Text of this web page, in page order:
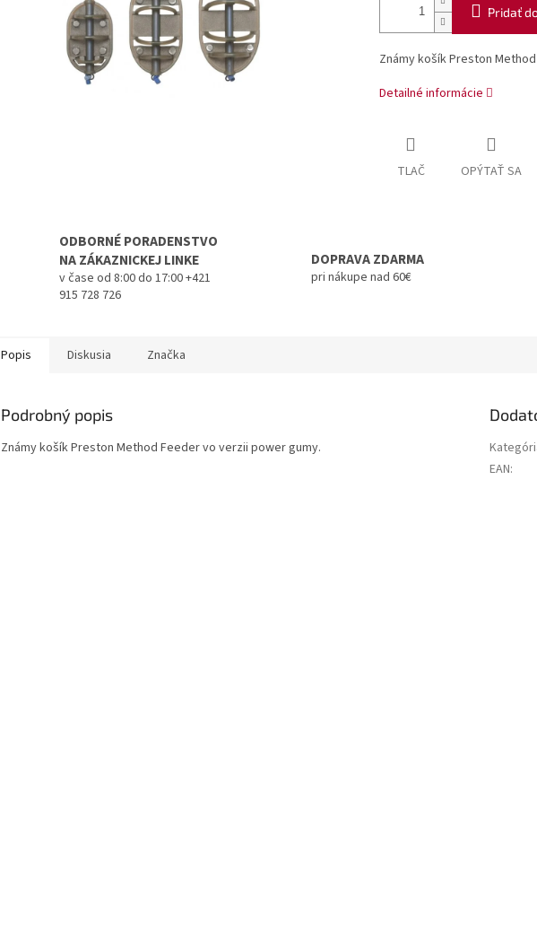
Pridať
Známy košík Preston
Detailné informácie
TLAČ OPÝTAŤ SA
ODBORNÉ PORADENSTVO
NA ZÁKAZNICKEJ LINKE
v čase od 8:00 do 17:00 +421
915 728 726
DOPRAVA ZDARMA
pri nákupe nad 60€
Popis Diskusia Značka
Podrobný popis
Známy košík Preston Method Feeder vo verzii power gumy.
EAN: